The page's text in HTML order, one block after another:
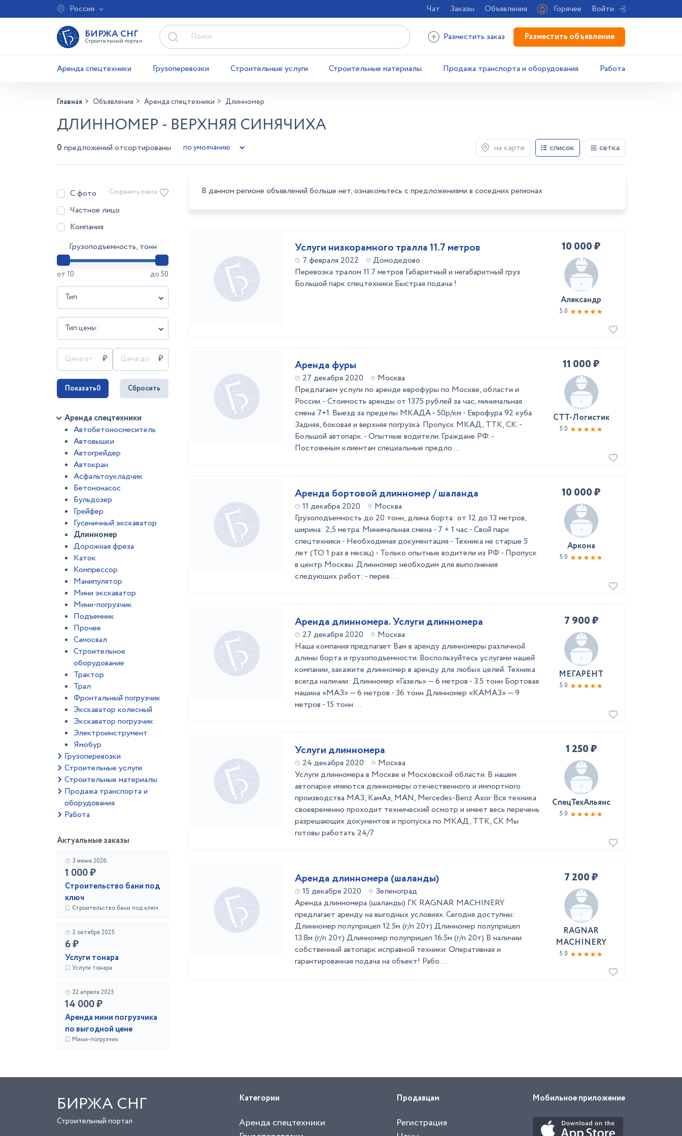
Россия Чат Заказы Объявления Горячее Войти
БИРЖА СНГ
Строительный портал Разместить заказ Разместить объявление
Аренда спецтехники Грузоперевозки Строительные услуги Строительные материалы Продажа транспорта и оборудования Работа
Главная Объявления Аренда спецтехники Длинномер
ДЛИННОМЕР - ВЕРХНЯЯ СИНЯЧИХА
0 предложений отсортированы на карте список сетка
С фото
Частное лицо
Компания
Грузоподъемность, тонн
от 10 до 50
Тип
Тип цены:
Сохранить поиск
Показать0 Сбросить
Аренда спецтехники
Автобетоносмеситель
Автовышки
Автогрейдер
Автокран
Асфальтоукладчик
Бетононасос
Бульдозер
Грейфер
Гусеничный экскаватор
Длинномер
Дорожная фреза
Каток
Компрессор
Манипулятор
Мини экскаватор
Мини-погрузчик
Подъемник
Прочее
Самосвал
Строительное
оборудование
Трактор
Трал
Фронтальный погрузчик
Экскаватор колесный
Экскаватор погрузчик
Электроинструмент
Ямобур
Грузоперевозки
Строительные услуги
Строительные материалы
Продажа транспорта и
оборудования
Работа
Актуальные заказы
3 июня 2026
1 000 ₽
Строительство бани под
ключ
Строительство бани под ключ
2 октября 2025
6 ₽
Услуги тонара
Услуги тонара
22 апреля 2025
14 000 ₽
Аренда мини погрузчика
по выгодной цене
Мини-погрузчик
В данном регионе объявлений больше нет, ознакомьтесь с предложениями в соседних регионах
Услуги низкорамного тралла 11.7 метров
7 февраля 2022
Домодедово
Перевозка тралом 11.7 метров Габаритный и негабаритный груз
Большой парк спецтехники Быстрая подача !
10 000 ₽
Александр
5.0
Аренда фуры
27 декабря 2020
Москва
Предлагаем услуги по аренде еврофуры по Москве, области и
России. - Стоимость аренды от 1375 рублей за час, минимальная
смена 7+1. Выезд за пределы МКАДА - 50р/км - Еврофура 92 куба.
Задняя, боковая и верхняя погрузка. Пропуск МКАД, ТТК, СК. -
Большой автопарк. - Опытные водители. Граждане РФ. -
Постоянным клиентам специальные предло ...
11 000 ₽
СТТ-Логистик
5.0
Аренда бортовой длинномер / шаланда
11 декабря 2020
Москва
Грузоподъемность до 20 тонн, длина бoрта: от 12 до 13 метров,
ширина: 2,5 метра. Минимальная смена - 7 + 1 час - Свой парк
спецтехники - Необходимая документация - Техника не старше 5
лет (ТО 1 раз в месяц) - Только опытные водители из РФ - Пропуск
в центр Москвы. Длинномер необходим для выполнения
следующих работ: - перев ...
10 000 ₽
Аркона
5.0
Аренда длинномера. Услуги длинномера
27 декабря 2020
Москва
Наша компания предлагает Вам в аренду длинномеры различной
длины борта и грузоподъемности. Воспользуйтесь услугами нашей
компании, закажите длинномер в аренду для любых целей. Техника
всегда наличии: Длинномер «Газель» — 6 метров - 3.5 тонн Бортовая
машина «МАЗ» — 6 метров - 36 тонн Длинномер «КАМАЗ» — 9
метров - 15 тонн ...
7 900 ₽
МЕГАРЕНТ
5.0
Услуги длинномера
24 декабря 2020
Москва
Услуги длинномера в Москве и Московской области. В нашем
автопарке имеются длинномеры отечественного и импортного
производства МАЗ, КамАз, MAN, Mercedes-Benz Axor Вся техника
своевременно проходит технический осмотр и имеет весь перечень
разрешающих документов и пропуска по МКАД, ТТК, СК Мы
готовы работать 24/7
1 250 ₽
СпецТехАльянс
5.0
Аренда длинномера (шаланды)
15 декабря 2020
Зеленоград
Аренда длинномера (шаланды) ГК RAGNAR MACHINERY
предлагает аренду на выгодных условиях. Сегодня доступны:
Длинномер полуприцеп 12.5м (г/п 20т) Длинномер полуприцеп
13.8м (г/п 20т) Длинномер полуприцеп 16.5м (г/п 20т) В наличии
собственный автопарк исправной техники. Оперативная и
гарантированная подача на объект! Рабо ...
7 200 ₽
RAGNAR
MACHINERY
5.0
БИРЖА СНГ
Строительный портал
Категории
Аренда спецтехники
Продавцам
Регистрация
Мобильное приложение